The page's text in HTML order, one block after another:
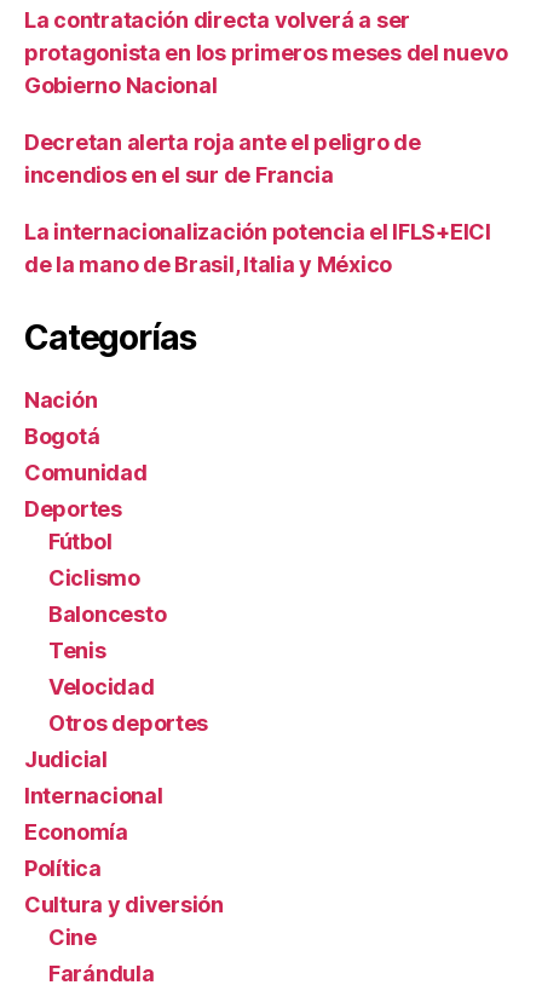
La contratación directa volverá a ser
protagonista en los primeros meses del nuevo
Gobierno Nacional
Decretan alerta roja ante el peligro de
incendios en el sur de Francia
La internacionalización potencia el IFLS+EICI
de la mano de Brasil, Italia y México
Categorías
Nación
Bogotá
Comunidad
Deportes
Fútbol
Ciclismo
Baloncesto
Tenis
Velocidad
Otros deportes
Judicial
Internacional
Economía
Política
Cultura y diversión
Cine
Farándula